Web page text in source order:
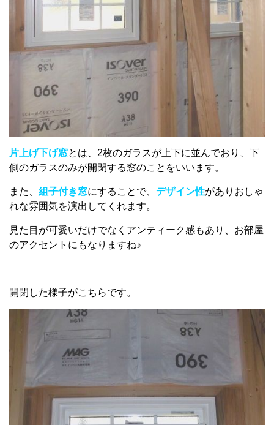
片上げ下げ窓とは、2枚のガラスが上下に並んでおり、下
側のガラスのみが開閉する窓のことをいいます。
また、 組子付き窓にすることで、 デザイン性がありおしゃ
れな雰囲気を演出してくれます。
見た目が可愛いだけでなくアンティーク感もあり、お部屋
のアクセントにもなりますね♪
開閉した様子がこちらです。